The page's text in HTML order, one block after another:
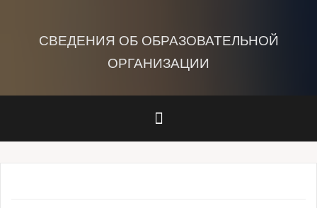
СВЕДЕНИЯ ОБ ОБРАЗОВАТЕЛЬНОЙ
ОРГАНИЗАЦИИ